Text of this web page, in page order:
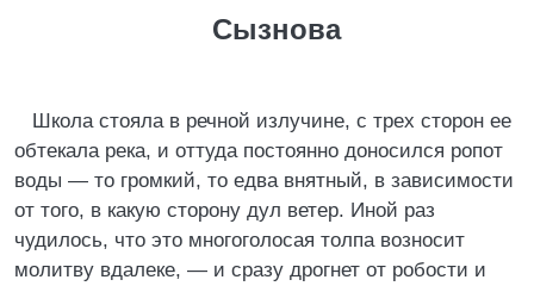
Сызнова
Школа стояла в речной излучине, с трех сторон ее
обтекала река, и оттуда постоянно доносился ропот
воды — то громкий, то едва внятный, в зависимости
от того, в какую сторону дул ветер. Иной раз
чудилось, что это многоголосая толпа возносит
молитву вдалеке, — и сразу дрогнет от робости и